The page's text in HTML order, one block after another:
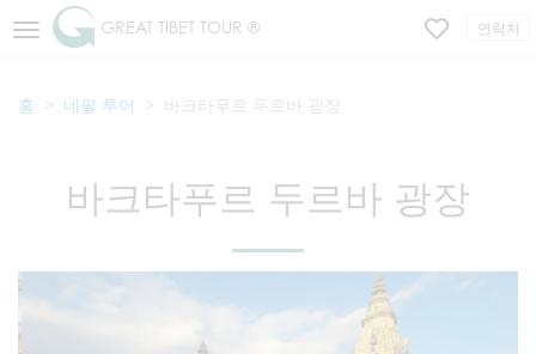
GREAT TIBET TOUR ® 연락처
홈 네팔 투어 바크타푸르 두르바 광장
바크타푸르 두르바 광장